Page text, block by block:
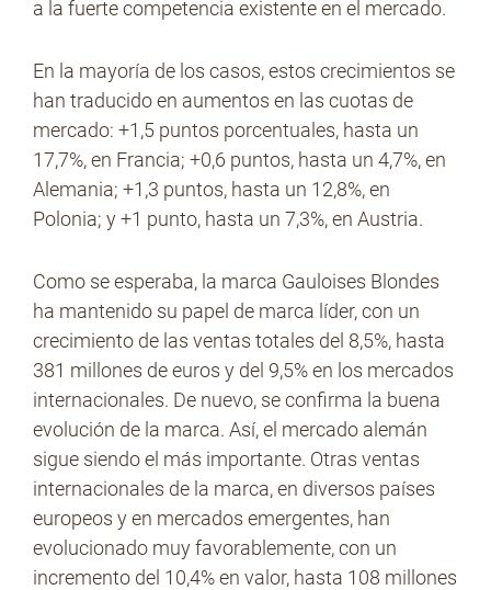
a la fuerte competencia existente en el mercado.
En la mayoría de los casos, estos crecimientos se
han traducido en aumentos en las cuotas de
mercado: +1,5 puntos porcentuales, hasta un
17,7%, en Francia; +0,6 puntos, hasta un 4,7%, en
Alemania; +1,3 puntos, hasta un 12,8%, en
Polonia; y +1 punto, hasta un 7,3%, en Austria.
Como se esperaba, la marca Gauloises Blondes
ha mantenido su papel de marca líder, con un
crecimiento de las ventas totales del 8,5%, hasta
381 millones de euros y del 9,5% en los mercados
internacionales. De nuevo, se confirma la buena
evolución de la marca. Así, el mercado alemán
sigue siendo el más importante. Otras ventas
internacionales de la marca, en diversos países
europeos y en mercados emergentes, han
evolucionado muy favorablemente, con un
incremento del 10,4% en valor, hasta 108 millones